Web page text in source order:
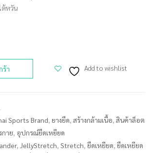
ต้หวัน
ร้า Add to wishlist
Sports Brand, ยางยืด, สร้างกล้ามเนื้อ, สินค้าล็อต
าย, อุปกรณ์ยืดเหยียด
, JellyStretch, Stretch, ยืดเหยียด, ยืดเหยียด